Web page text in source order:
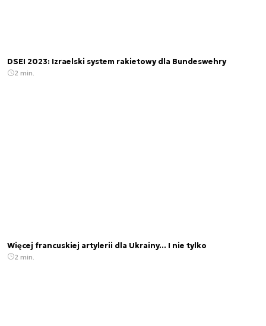
DSEI 2023: Izraelski system rakietowy dla Bundeswehry
2 min.
Więcej francuskiej artylerii dla Ukrainy... I nie tylko
2 min.